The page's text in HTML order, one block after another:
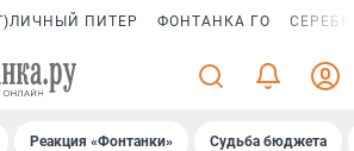
ПИТЕР ФОНТАНКА ГО
Реакция «Фонтанки» Судьба бюджета